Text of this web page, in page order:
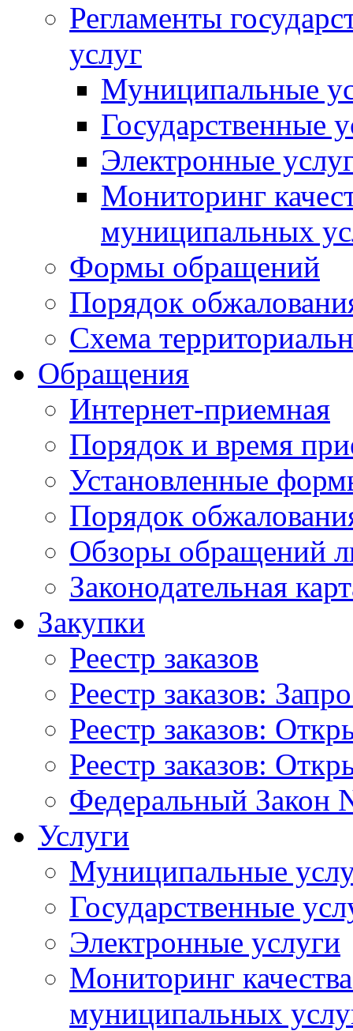
Регламенты
услуг
Муниципальные
Государственные
Электронные
Мониторинг
муниципальных
Формы обращений
Порядок
Схема
Обращения
Интернет-приемная
Порядок и время
Установленные
Порядок
Обзоры обращений
Законодательная
Закупки
Реестр заказов
Реестр заказов:
Реестр заказов:
Реестр заказов:
Федеральный Закон
Услуги
Муниципальные
Государственные
Электронные услуги
Мониторинг
муниципальных